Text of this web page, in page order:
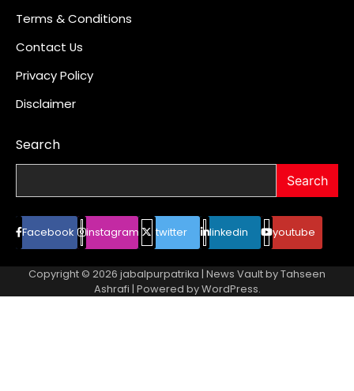
Terms & Conditions
Contact Us
Privacy Policy
Disclaimer
Search
Search
Facebook instagram twitter linkedin youtube
Copyright © 2026 jabalpurpatrika | News Vault byTahseen
Ashrafi | Powered byWordPress.